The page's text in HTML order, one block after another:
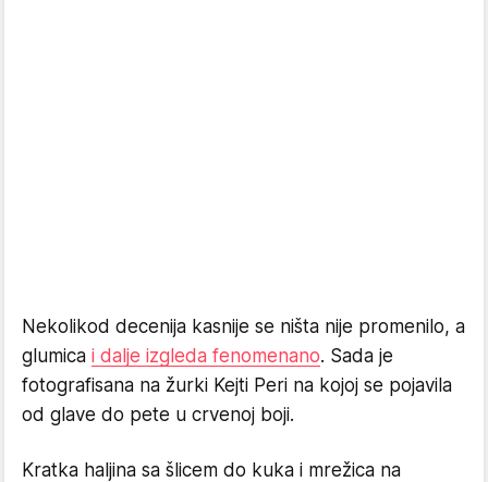
Nekolikod decenija kasnije se ništa nije promenilo, a
glumica i dalje izgleda fenomenano. Sada je
fotografisana na žurki Kejti Peri na kojoj se pojavila
od glave do pete u crvenoj boji.
Kratka haljina sa šlicem do kuka i mrežica na